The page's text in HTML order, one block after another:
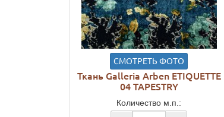
СМОТРЕТЬ ФОТО
Ткань Galleria Arben ETIQUETTE
04 TAPESTRY
Количество м.п.: